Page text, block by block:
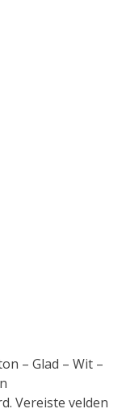
– Glad – Wit –
Vereiste velden